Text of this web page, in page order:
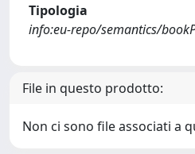
Tipologia
info:eu-repo/semantics/
File in questo prodotto:
Non ci sono file associati a